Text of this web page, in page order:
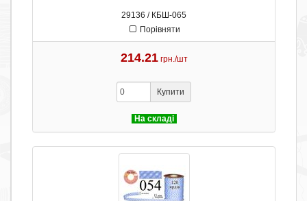
29136 / КБШ-065
Порівняти
214.21 грн./шт
Купити
На складі